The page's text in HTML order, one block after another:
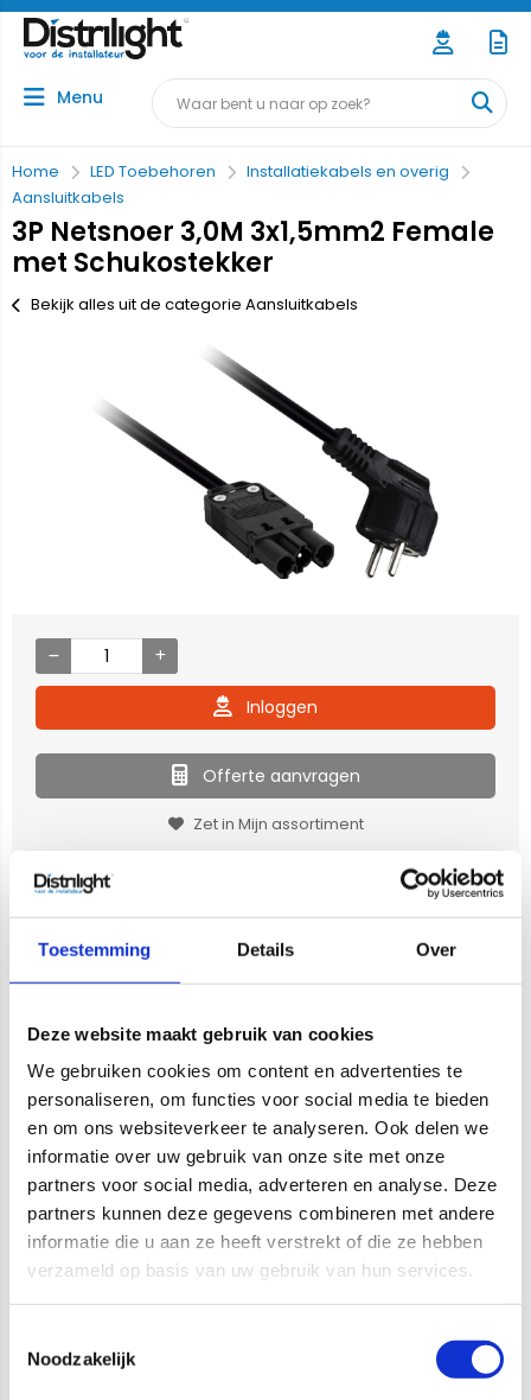
Toestemming Details Over
Deze website maakt gebruik van cookies
We gebruiken cookies om content en advertenties te
personaliseren, om functies voor social media te bieden
en om ons websiteverkeer te analyseren. Ook delen we
informatie over uw gebruik van onze site met onze
partners voor social media, adverteren en analyse. Deze
partners kunnen deze gegevens combineren met andere
informatie die u aan ze heeft verstrekt of die ze hebben
verzameld op basis van uw gebruik van hun services.
Noodzakelijk
Menu
Home LED Toebehoren
Installatiekabels en overig
Aansluitkabels
3P Netsnoer 3,0M 3x1,5mm2 Female
met Schukostekker
Bekijk alles uit de categorie Aansluitkabels
Inloggen
Offerte aanvragen
Zet in Mijn assortiment
Vragen voor onze lichtspecialisten?
040 - 209 49 00
Artikelomschrijving
3P Netsnoer 3,0M 3x1,5mm2 Female met Schukostekker